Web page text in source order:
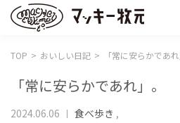
TOP おいしい日記 「常に安らかであれ
「常に安らかであれ」。
2024.06.06 食べ歩き ,